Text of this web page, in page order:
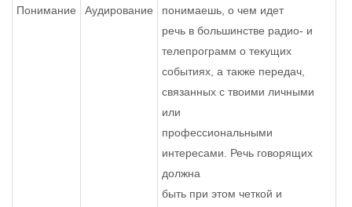
Понимание Аудирование
понимаешь, о чем идет
речь в большинстве радио- и
телепрограмм о текущих
событиях, а также передач,
связанных с твоими личными
или
профессиональными
интересами. Речь говорящих
должна
быть при этом четкой и